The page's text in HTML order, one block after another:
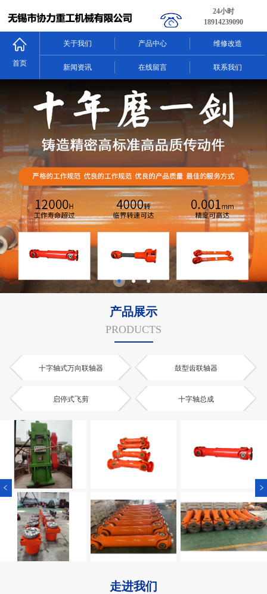
24小时
18914239090
首页
关于我们 产品中心 维修改造
新闻资讯 在线留言 联系我们
产品展示
PRODUCTS
十字轴式万向联轴器 鼓型齿联轴器
启停式飞剪 十字轴总成
走进我们